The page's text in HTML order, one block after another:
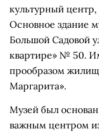
культурный
Основное здание
Большой Садовой
квартире» № 50.
прообразом
Маргарита».
Музей был основан
важным центром